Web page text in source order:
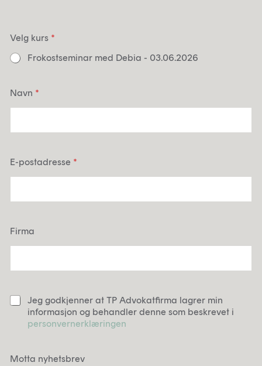
Velg kurs *
Frokostseminar med Debia - 03.06.2026
Navn *
E-postadresse *
Firma
P
n
Jeg godkjenner at TP Advokatfirma lagrer min
informasjon og behandler denne som beskrevet i
personvernerklæringen
Motta nyhetsbrev